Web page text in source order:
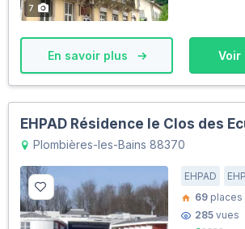
7
En savoir plus Voir
EHPAD Résidence le Clos des
Plombières-les-Bains 88370
EHPAD
69 places
285 vues